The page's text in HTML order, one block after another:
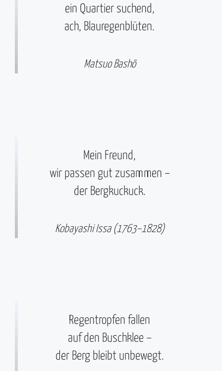
ein Quartier suchend,
ach, Blauregenblüten.
Matsuo Bashō
Mein Freund,
wir passen gut zusammen –
der Bergkuckuck.
Kobayashi Issa (1763–1828)
Regentropfen fallen
auf den Buschklee –
der Berg bleibt unbewegt.